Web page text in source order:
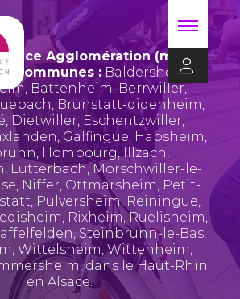
Agglomération (m2A)
communes : Baldersheim,
, Battenheim, Berrwiller,
,Brunstatt-didenheim,
, Dietwiller, Eschentzwiller,
,Galfingue, Habsheim,
, Hombourg,Illzach,
, Lutterbach, Morschwiller-le-
, Niffer, Ottmarsheim, Petit-
, Pulversheim, Reiningue,
, Rixheim,Ruelisheim,
, Steinbrunn-le-Bas,
, Wittelsheim,Wittenheim,
, dans le Haut-Rhin
en Alsace.